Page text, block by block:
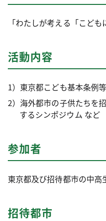
「わたしが考える「こども
活動内容
1）東京都こども基本条例
2）海外都市の子供たちを
するシンポジウム など
参加者
東京都及び招待都市の中高
招待都市